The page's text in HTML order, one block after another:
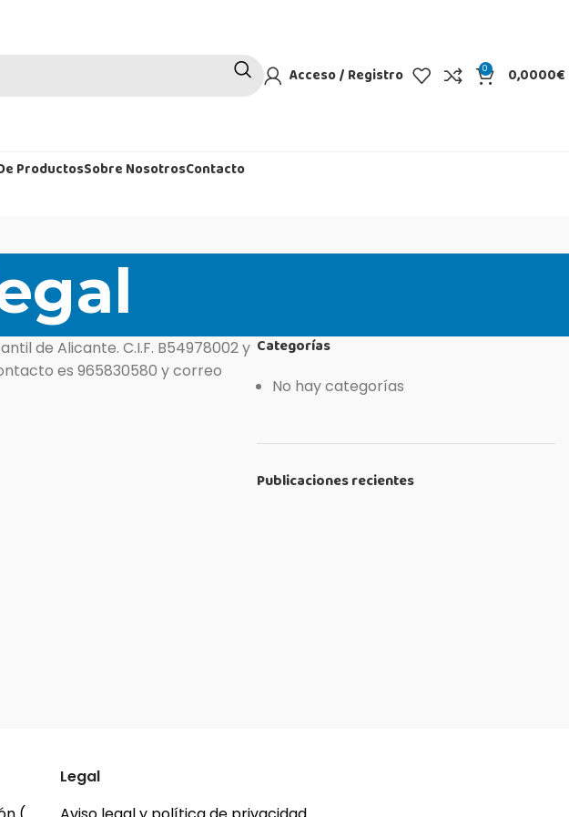
Acceso / Registro 0 0,0000€
ProductosSobre NosotrosContacto
de Alicante. C.I.F. B54978002 y
es 965830580 y correo
Categorías
No hay categorías
Publicaciones recientes
Legal